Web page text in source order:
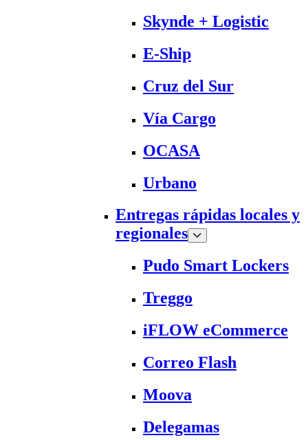
Skynde + Logistic
E-Ship
Cruz del Sur
Vía Cargo
OCASA
Urbano
Entregas rápidas locales y
regionales
Pudo Smart Lockers
Treggo
iFLOW eCommerce
Correo Flash
Moova
Delegamas